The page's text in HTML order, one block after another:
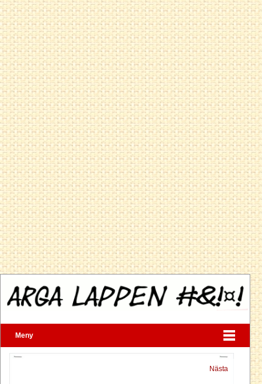
Meny
Nästa